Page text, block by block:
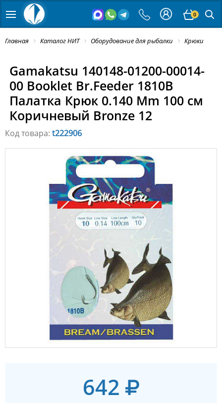
0
Главная Каталог НИТ Оборудование для рыбалки Крюки
Gamakatsu 140148-01200-00014-
00 Booklet Br.Feeder 1810B
Палатка Крюк 0.140 Mm 100 см
Коричневый Bronze 12
Код товара: t222906
642